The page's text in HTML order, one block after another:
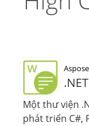
.NET
Một thư viện
phát triển C#,